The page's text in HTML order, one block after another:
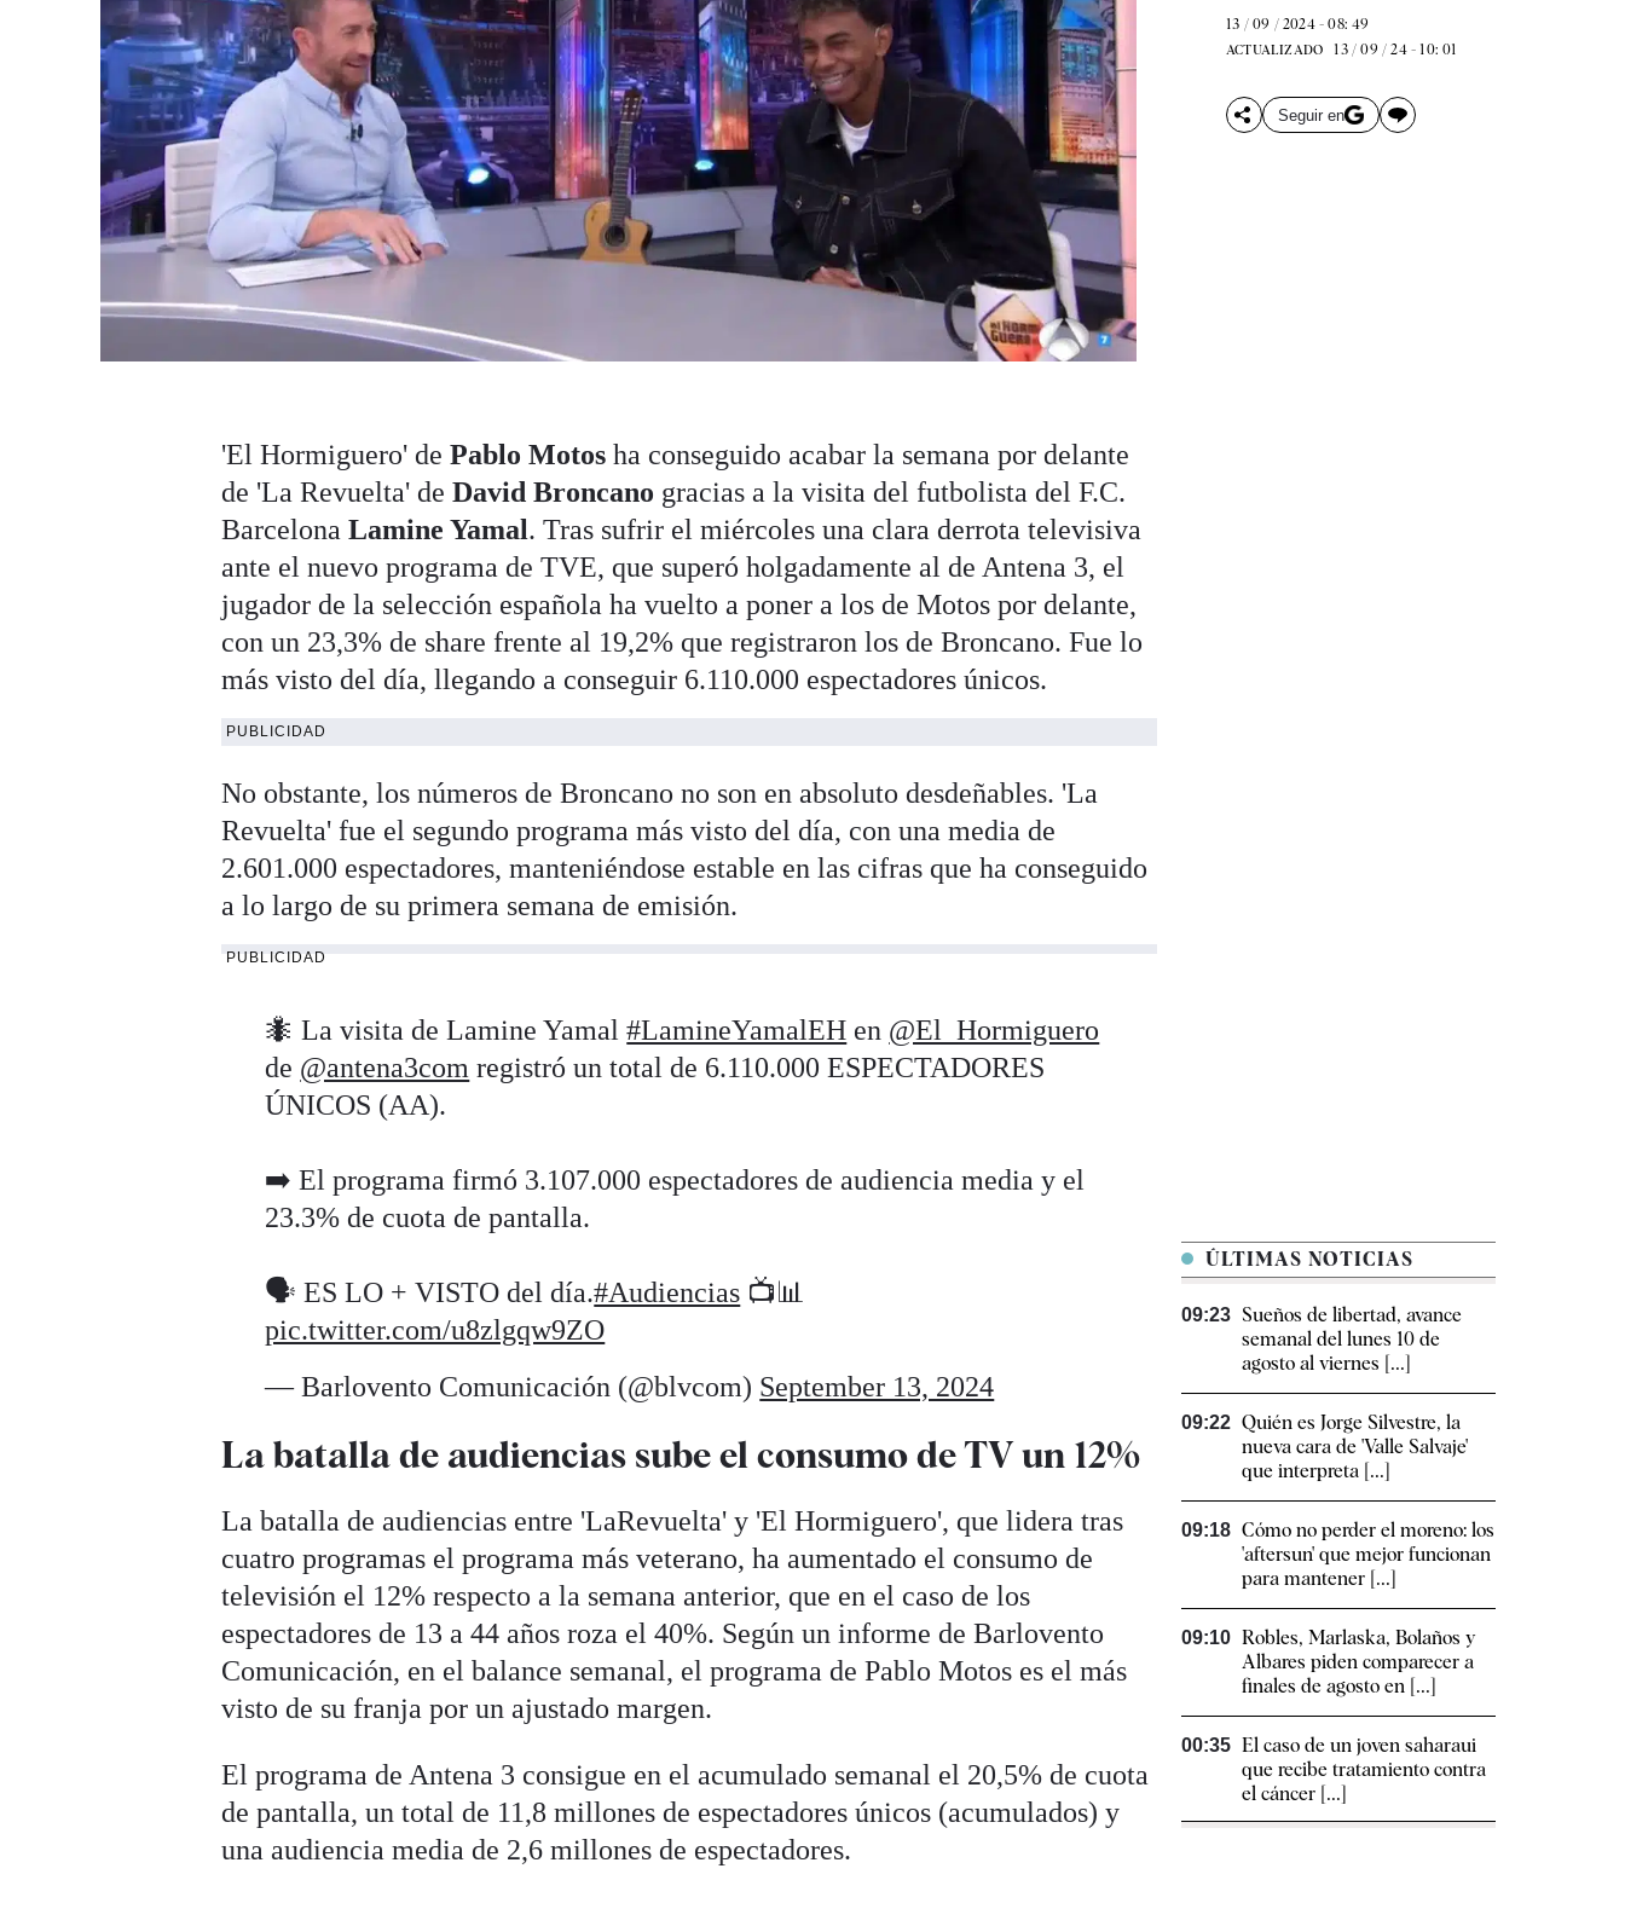
13 / 09 / 2024 - 08: 49
ACTUALIZADO 13 / 09 / 24 - 10: 01
Seguir en
'El Hormiguero' dePablo Motos ha conseguido acabar la semana por delante
de 'La Revuelta' deDavid Broncano gracias a la visita del futbolista del F.C.
BarcelonaLamine Yamal. Tras sufrir el miércoles una clara derrota televisiva
ante el nuevo programa de TVE, que superó holgadamente al de Antena 3, el
jugador de la selección española ha vuelto a poner a los de Motos por delante,
con un 23,3% de share frente al 19,2% que registraron los de Broncano. Fue lo
más visto del día, llegando a conseguir 6.110.000 espectadores únicos.
PUBLICIDAD
No obstante, los números de Broncano no son en absoluto desdeñables. 'La
Revuelta' fue el segundo programa más visto del día, con una media de
2.601.000 espectadores, manteniéndose estable en las cifras que ha conseguido
a lo largo de su primera semana de emisión.
PUBLICIDAD
🐜​ La visita de Lamine Yamal#LamineYamalEH en @El_Hormiguero
de @antena3com registró un total de 6.110.000 ESPECTADORES
ÚNICOS (AA).
➡️ El programa firmó 3.107.000 espectadores de audiencia media y el
23.3% de cuota de pantalla.
🗣️ ES LO + VISTO del día.#Audiencias 📺📊
pic.twitter.com/u8zlgqw9ZO
— Barlovento Comunicación (@blvcom) September 13, 2024
La batalla de audiencias sube el consumo de TV un 12%
La batalla de audiencias entre 'LaRevuelta' y 'El Hormiguero', que lidera tras
cuatro programas el programa más veterano, ha aumentado el consumo de
televisión el 12% respecto a la semana anterior, que en el caso de los
espectadores de 13 a 44 años roza el 40%. Según un informe de Barlovento
Comunicación, en el balance semanal, el programa de Pablo Motos es el más
visto de su franja por un ajustado margen.
El programa de Antena 3 consigue en el acumulado semanal el 20,5% de cuota
de pantalla, un total de 11,8 millones de espectadores únicos (acumulados) y
una audiencia media de 2,6 millones de espectadores.
ÚLTIMAS NOTICIAS
09:23 Sueños de libertad, avance
semanal del lunes 10 de
agosto al viernes [...]
09:22 Quién es Jorge Silvestre, la
nueva cara de 'Valle Salvaje'
que interpreta [...]
09:18 Cómo no perder el moreno: los
'aftersun' que mejor funcionan
para mantener [...]
09:10 Robles, Marlaska, Bolaños y
Albares piden comparecer a
finales de agosto en [...]
00:35 El caso de un joven saharaui
que recibe tratamiento contra
el cáncer [...]